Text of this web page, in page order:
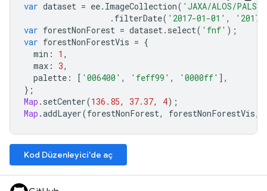
var dataset = ee. ImageCollection( 'JAXA/ALOS/
. filterDate( '2017-01-01' ,
var forestNonForest = dataset. select( 'fnf' );
var forestNonForestVis = {
min : 1 ,
max : 3,
palette : [ '006400' , 'feff99' , '0000ff' ],
};
Map . setCenter(136.85, 37.37, 4);
Map .addLayer(forestNonForest, forestNonForestVis,
Kod Düzenleyici'de aç